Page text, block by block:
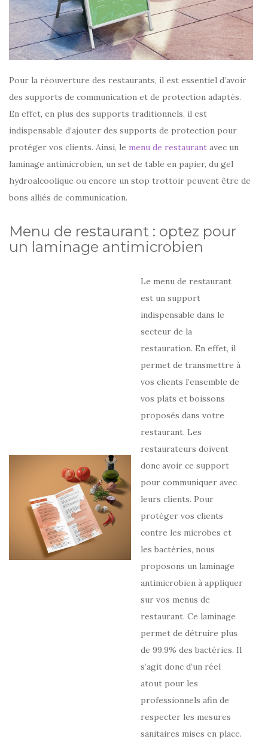
Pour la réouverture des restaurants, il est essentiel d’avoir
des supports de communication et de protection adaptés.
En effet, en plus des supports traditionnels, il est
indispensable d’ajouter des supports de protection pour
protéger vos clients. Ainsi, le menu de restaurant avec un
laminage antimicrobien, un set de table en papier, du gel
hydroalcoolique ou encore un stop trottoir peuvent être de
bons alliés de communication.
Menu de restaurant : optez pour
un laminage antimicrobien
Le menu de restaurant
est un support
indispensable dans le
secteur de la
restauration. En effet, il
permet de transmettre à
vos clients l’ensemble de
vos plats et boissons
proposés dans votre
restaurant. Les
restaurateurs doivent
donc avoir ce support
pour communiquer avec
leurs clients. Pour
protéger vos clients
contre les microbes et
les bactéries, nous
proposons un laminage
antimicrobien à appliquer
sur vos menus de
restaurant. Ce laminage
permet de détruire plus
de 99.9% des bactéries. Il
s’agit donc d’un réel
atout pour les
professionnels afin de
respecter les mesures
sanitaires mises en place.